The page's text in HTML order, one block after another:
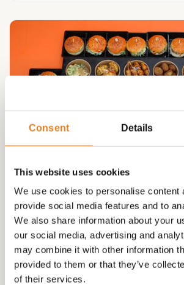
Consent Details
This website uses cookies
We use cookies to personalise content
provide social media features and to
We also share information about your
our social media, advertising and
may combine it with other information
provided to them or that they’ve
of their services.
PARTY -HALAL – BITES + 20
€ 99.00